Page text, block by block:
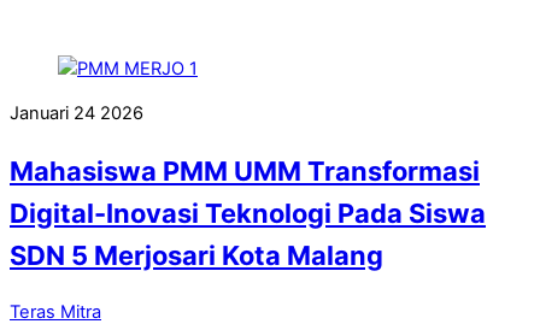
Januari 24 2026
Mahasiswa PMM UMM Transformasi
Digital-Inovasi Teknologi Pada Siswa
SDN 5 Merjosari Kota Malang
Teras Mitra